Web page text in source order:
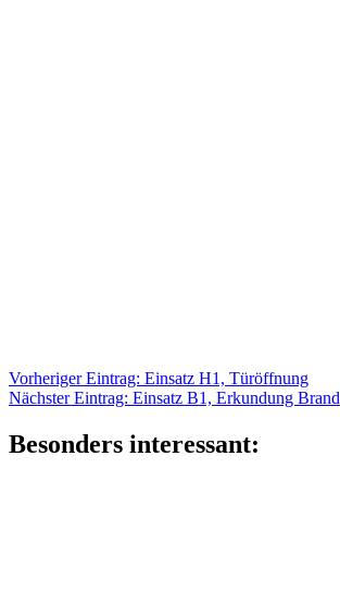
Beitragsnavigation
Vorheriger Eintrag: Vorheriger
Eintrag:
Einsatz H1, Türöffnung
Nächster Eintrag: Nächster
Einsatz B1, Erkundung Brand
Besonders interessant: